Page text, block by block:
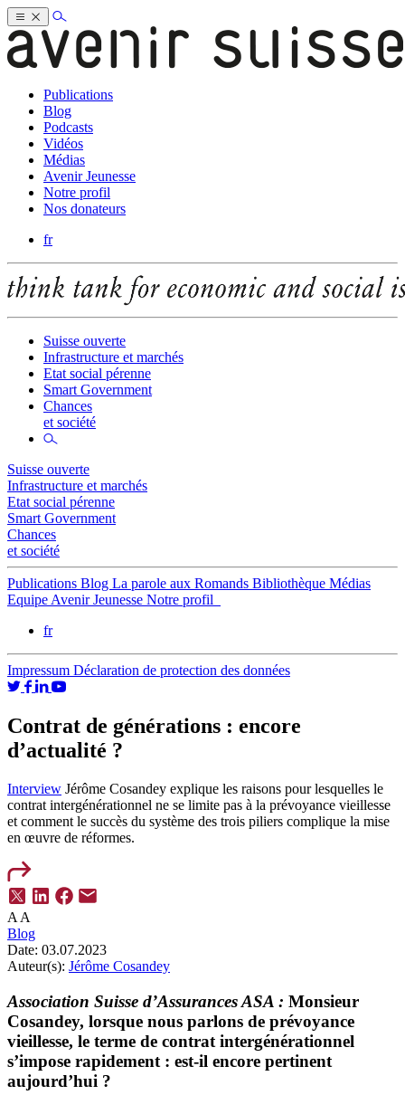
Publications
Blog
Podcasts
Vidéos
Médias
Avenir Jeunesse
Notre profil
Nos donateurs
fr
Suisse ouverte
Infrastructure et marchés
Etat social pérenne
Smart Government
Chances
et société
Suisse ouverte
Infrastructure et marchés
Etat social pérenne
Smart Government
Chances
et société
Publications Blog La parole aux Romands Bibliothèque Médias
Equipe Avenir Jeunesse Notre profil
fr
Impressum Déclaration de protection des données
Contrat de générations : encore
d’actualité ?
Interview Jérôme Cosandey explique les raisons pour lesquelles le
contrat intergénérationnel ne se limite pas à la prévoyance vieillesse
et comment le succès du système des trois piliers complique la mise
en œuvre de réformes.
A A
Blog
Date: 03.07.2023
Auteur(s): Jérôme Cosandey
Association Suisse d’Assurances ASA : Monsieur
Cosandey, lorsque nous parlons de prévoyance
vieillesse, le terme de contrat intergénérationnel
s’impose rapidement : est-il encore pertinent
aujourd’hui ?